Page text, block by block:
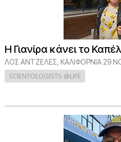
Η Γιανίρα κάνει το
ΛΟΣ ΆΝΤΖΕΛΕΣ, ΚΑΛΙΦΌΡΝΙΑ 29
SCIENTOLOGISTS @LIFE